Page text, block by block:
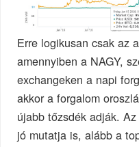
Erre logikusan csak az
amennyiben a NAGY,
exchangeken a napi
akkor a forgalom
újabb tőzsdék adják.
jó mutatja is, alább a